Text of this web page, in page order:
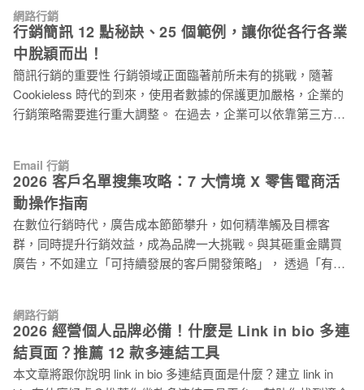
SMS 簡訊行銷主要有幾個原因：提高品牌知名度、增加參與
度、促使更多銷售轉換。 Email 已被品牌廣泛地使用於行銷信
和通知信的多種情境中；然而 SMS 簡訊行銷的使用則相對較
少，因此這是另一種行銷渠道，讓品
起，根據 MobiThinking 一項預測，擁有行動手機的人口將佔全
球人口的 90%，在美國地區每 10 個人中就會有 ９個人使用行
動裝置。 由此可見，在網路行銷的世界中，除了 Email 行銷之
外，SMS 行銷也佔有一席之地。 接下來的文章將提到兩種行銷
模式於市場上的現況，並針對各自優勢做分析，最後討論如何
運用 Email 行銷以及 SMS 行銷，讓你在網路行銷市場的驚濤駭
仍愛使用簡訊行銷：探索簡訊行銷的魅力：為何它仍然深受行
銷人員喜愛？以及行銷簡訊常見的使用情境：行銷簡訊 12 點秘
訣、25 個範例，讓你從各行各業中脫穎而出！ 為什麼 SMS 文
字簡訊是行銷契
網路行銷
行銷簡訊 12 點秘訣、25 個範例，讓你從各行各業
中脫穎而出！
簡訊行銷的重要性 行銷領域正面臨著前所未有的挑戰，隨著
Cookieless 時代的到來，使用者數據的保護更加嚴格，企業的
行銷策略需要進行重大調整。 在過去，企業可以依靠第三方數
Cookie 等追蹤受到限制，第三方數據的價值也逐漸降低。 在這
種情況下，企業需要尋找更精準有效的行銷渠道，盡可能獲得
與顧客的直接溝通的聯繫方式，例如 Email、手機號碼等，雖然
收集顧客直接的聯繫方式難度較高，但相對的會員溝通效果也
更好。 簡訊行銷就是最直接與消費者建立溝通的方式，無需透
過第三方的廣告平台，因此簡訊具有成本低、到達率高、即時
企業、組織團體的重要溝通工具之一。 雖然簡訊已是年代悠久
的行銷方式，既使如今多種行銷工具林立，簡訊仍保有最佳的
行銷效果。然而，在 Cookieless 和隱私權保護的趨勢下，簡訊
直接溝通的特性，成為了企業突破行銷困境的機會。 先前的文
Email 行銷
2026 客戶名單搜集攻略：7 大情境 X 零售電商活
動操作指南
在數位行銷時代，廣告成本節節攀升，如何精準觸及目標客
群，同時提升行銷效益，成為品牌一大挑戰。與其砸重金購買
廣告，不如建立「可持續發展的客戶開發策略」， 透過「有效
值。 名單搜集的重要性？ 名單搜集成本飆升，品牌行銷困境待
解 目前品牌在執行行銷活動時，經常面臨以下困境： 1. 新品上
市初期：難以快速累積產品口碑與潛在客戶名單 2. 募資計畫期
間：缺乏精準的早鳥支持者，影響專案成效 3. 限時折扣活動：
網路行銷
2026 經營個人品牌必備！什麼是 Link in bio 多連
結頁面？推薦 12 款多連結工具
本文章將跟你說明 link in bio 多連結頁面是什麼？建立 link in